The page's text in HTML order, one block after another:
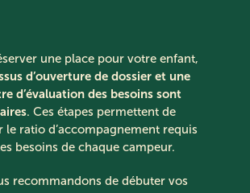
une place pour votre enfant,
d’ouverture de dossier et une
d’évaluation des besoins sont
. Ces étapes permettent de
le ratio d’accompagnement requis
besoins de chaque campeur.
recommandons de débuter vos